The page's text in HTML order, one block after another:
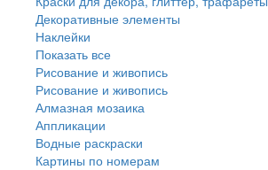
Декоративные элементы
Наклейки
Показать все
Рисование и живопись
Рисование и живопись
Алмазная мозаика
Аппликации
Водные раскраски
Картины по номерам